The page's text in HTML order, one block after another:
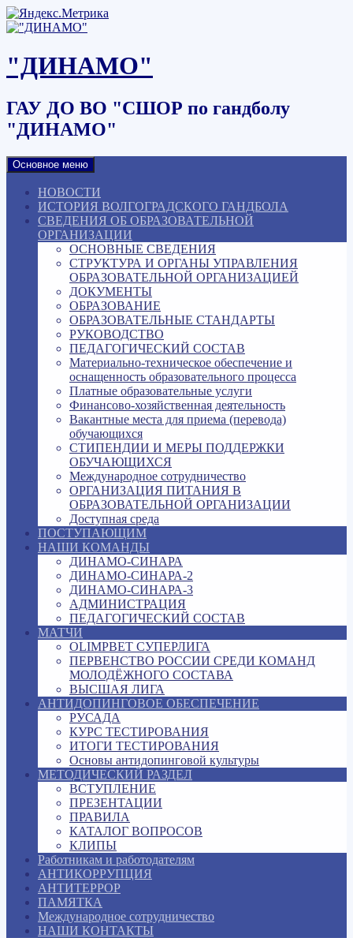
Наверх
"ДИНАМО"
ГАУ ДО ВО "СШОР по гандболу
"ДИНАМО"
Основное меню
НОВОСТИ
ИСТОРИЯ ВОЛГОГРАДСКОГО ГАНДБОЛА
СВЕДЕНИЯ ОБ ОБРАЗОВАТЕЛЬНОЙ
ОРГАНИЗАЦИИ
ОСНОВНЫЕ СВЕДЕНИЯ
СТРУКТУРА И ОРГАНЫ УПРАВЛЕНИЯ
ОБРАЗОВАТЕЛЬНОЙ ОРГАНИЗАЦИЕЙ
ДОКУМЕНТЫ
ОБРАЗОВАНИЕ
ОБРАЗОВАТЕЛЬНЫЕ СТАНДАРТЫ
РУКОВОДСТВО
ПЕДАГОГИЧЕСКИЙ СОСТАВ
Материально-техническое обеспечение и
оснащенность образовательного процесса
Платные образовательные услуги
Финансово-хозяйственная деятельность
Вакантные места для приема (перевода)
обучающихся
СТИПЕНДИИ И МЕРЫ ПОДДЕРЖКИ
ОБУЧАЮЩИХСЯ
Международное сотрудничество
ОРГАНИЗАЦИЯ ПИТАНИЯ В
ОБРАЗОВАТЕЛЬНОЙ ОРГАНИЗАЦИИ
Доступная среда
ПОСТУПАЮЩИМ
НАШИ КОМАНДЫ
ДИНАМО-СИНАРА
ДИНАМО-СИНАРА-2
ДИНАМО-СИНАРА-3
АДМИНИСТРАЦИЯ
ПЕДАГОГИЧЕСКИЙ СОСТАВ
МАТЧИ
OLIMPBET СУПЕРЛИГА
ПЕРВЕНСТВО РОССИИ СРЕДИ КОМАНД
МОЛОДЁЖНОГО СОСТАВА
ВЫСШАЯ ЛИГА
АНТИДОПИНГОВОЕ ОБЕСПЕЧЕНИЕ
РУСАДА
КУРС ТЕСТИРОВАНИЯ
ИТОГИ ТЕСТИРОВАНИЯ
Основы антидопинговой культуры
МЕТОДИЧЕСКИЙ РАЗДЕЛ
ВСТУПЛЕНИЕ
ПРЕЗЕНТАЦИИ
ПРАВИЛА
КАТАЛОГ ВОПРОСОВ
КЛИПЫ
Работникам и работодателям
АНТИКОРРУПЦИЯ
АНТИТЕРРОР
ПАМЯТКА
Международное сотрудничество
НАШИ КОНТАКТЫ